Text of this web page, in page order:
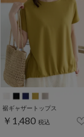
裾ギャザートップス
￥1,480 税込